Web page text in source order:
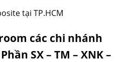
tại TP.HCM
các chi nhánh
SX – TM – XNK –